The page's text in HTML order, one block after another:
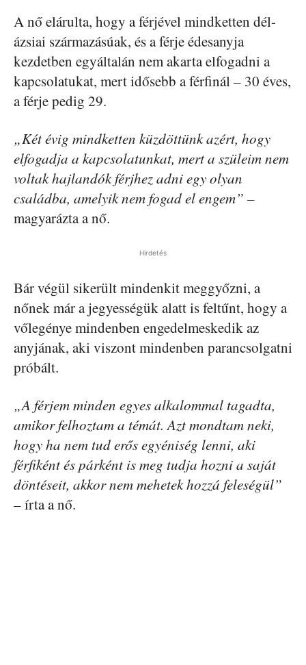
A nő elárulta, hogy a férjével mindketten dél-
ázsiai származásúak, és a férje édesanyja
kezdetben egyáltalán nem akarta elfogadni a
kapcsolatukat, mert idősebb a férfinál – 30 éves,
a férje pedig 29.
„Két évig mindketten küzdöttünk azért, hogy
elfogadja a kapcsolatunkat, mert a szüleim nem
voltak hajlandók férjhez adni egy olyan
családba, amelyik nem fogad el engem” –
magyarázta a nő.
Hirdetés
Bár végül sikerült mindenkit meggyőzni, a
nőnek már a jegyességük alatt is feltűnt, hogy a
vőlegénye mindenben engedelmeskedik az
anyjának, aki viszont mindenben parancsolgatni
próbált.
„A férjem minden egyes alkalommal tagadta,
amikor felhoztam a témát. Azt mondtam neki,
hogy ha nem tud erős egyéniség lenni, aki
férfiként és párként is meg tudja hozni a saját
döntéseit, akkor nem mehetek hozzá feleségül”
– írta a nő.